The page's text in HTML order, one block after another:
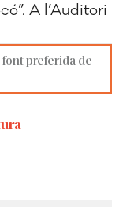
A l’Auditori
preferida de